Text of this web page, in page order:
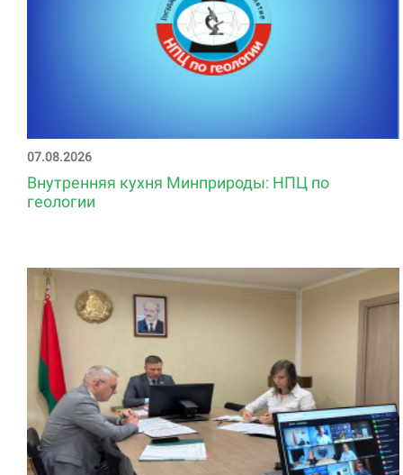
07.08.2026
Внутренняя кухня Минприроды: НПЦ по
геологии